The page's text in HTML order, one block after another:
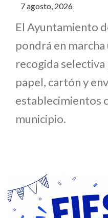
7 agosto, 2026
El Ayuntamiento
pondrá en
recogida
papel, cartón y
establecimientos
municipio.